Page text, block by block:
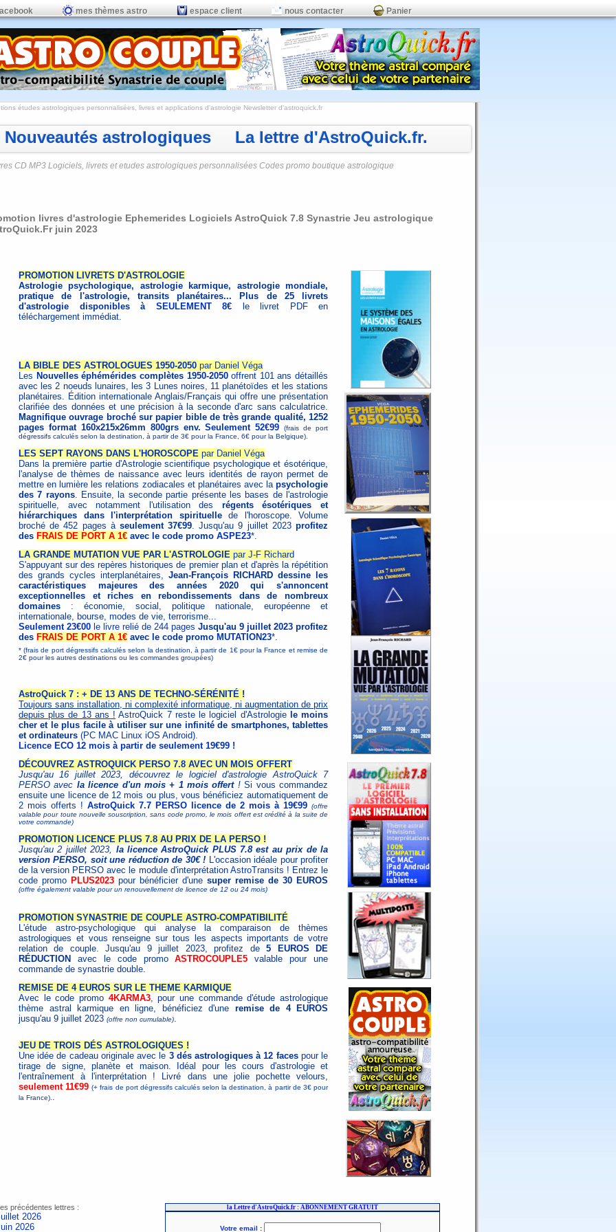
mes thèmes astro espace client nous contacter Panier
études astrologiques personnalisées, livres et applications d'astrologie Newsletter d'astroquick.fr
Nouveautés astrologiques La lettre d'AstroQuick.fr.
CD MP3 Logiciels, livrets et etudes astrologiques personnalisées Codes promo boutique astrologique
livres d'astrologie Ephemerides Logiciels AstroQuick 7.8 Synastrie Jeu astrologique
juin 2023
PROMOTION LIVRETS D'ASTROLOGIE
Astrologie psychologique, astrologie karmique, astrologie mondiale,
pratique de l'astrologie, transits planétaires... Plus de 25 livrets
d'astrologie disponibles à
SEULEMENT 8€ le livret PDF en
téléchargement immédiat.
LA BIBLE DES ASTROLOGUES 1950-2050 par Daniel Véga
Les Nouvelles éphémérides complètes 1950-2050offrent 101 ans détaillés
avec les 2 noeuds lunaires, les 3 Lunes noires, 11 planétoïdes et les stations
planétaires. Édition internationale Anglais/Français qui offre une présentation
clarifiée des données et une précision à la seconde d'arc sans calculatrice.
Magnifique ouvrage broché sur papier bible de très grande qualité, 1252
pages format 160x215x26mm 800grs env. Seulement 52€99(frais de port
dégressifs calculés selon la destination, à partir de 3€ pour la France, 6€ pour la Belgique).
LES SEPT RAYONS DANS L'HOROSCOPE par Daniel Véga
Dans la première partie d'Astrologie scientifique psychologique et ésotérique,
l'analyse de thèmes de naissance avec leurs identités de rayon permet de
mettre en lumière les relations zodiacales et planétaires avec la psychologie
des 7 rayons. Ensuite, la seconde partie présente les bases de l'astrologie
spirituelle, avec notamment l'utilisation des régents ésotériques et
hiérarchiques dans l'interprétation spirituellede l'horoscope. Volume
broché de 452 pages à seulement 37€99. Jusqu'au 9 juillet 2023profitez
des FRAIS DE PORT A 1€ avec le code promo ASPE23*.
LA GRANDE MUTATION VUE PAR L'ASTROLOGIE par J-F Richard
S'appuyant sur des repères historiques de premier plan et d'après la répétition
des grands cycles interplanétaires, Jean-François RICHARD dessine les
caractéristiques majeures des années 2020 qui s'annoncent
exceptionnelles et riches en rebondissements dans de nombreux
domaines : économie, social, politique nationale, européenne et
internationale, bourse, modes de vie, terrorisme...
Seulement 23€00 le livre relié de 244 pages Jusqu'au 9 juillet 2023 profitez
des FRAIS DE PORT A 1€ avec le code promo MUTATION23*.
* (frais de port dégressifs calculés selon la destination, à partir de 1€ pour la France et remise de
2€ pour les autres destinations ou les commandes groupées)
AstroQuick 7 : + DE 13 ANS DE TECHNO-SÉRÉNITÉ !
Toujours sans installation, ni complexité informatique, ni augmentation de prix
depuis plus de 13 ans ! AstroQuick 7 reste le logiciel d'Astrologie le moins
cher et le plus facile à utiliser sur une infinité de smartphones, tablettes
et ordinateurs (PC MAC Linux iOS Android).
Licence ECO 12 mois à partir de seulement 19€99 !
DÉCOUVREZ ASTROQUICK PERSO 7.8 AVEC UN MOIS OFFERT
Jusqu'au 16 juillet 2023, découvrez le logiciel d'astrologie AstroQuick 7
PERSO avec la licence d'un mois + 1 mois offert!Si vous commandez
ensuite une licence de 12 mois ou plus, vous bénéficiez automatiquement de
2 mois offerts ! AstroQuick 7.7 PERSO licence de 2 mois à 19€99 (offre
valable pour toute nouvelle souscription, sans code promo, le mois offert est crédité à la suite de
votre commande)
PROMOTION LICENCE PLUS 7.8 AU PRIX DE LA PERSO !
Jusqu'au 2 juillet 2023, la licence AstroQuick PLUS 7.8 est au prix de la
version PERSO, soit une réduction de 30€ ! L'occasion idéale pour profiter
de la version PERSO avec le module d'interprétation AstroTransits ! Entrez le
code promo PLUS2023 pour bénéficier d'une super remise de 30 EUROS
(offre également valable pour un renouvellement de licence de 12 ou 24 mois)
PROMOTION SYNASTRIE DE COUPLE ASTRO-COMPATIBILITÉ
L'étude astro-psychologique qui analyse la comparaison de thèmes
astrologiques et vous renseigne sur tous les aspects importants de votre
relation de couple. Jusqu'au 9 juillet 2023, profitez de5 EUROS DE
RÉDUCTION
avec le code promoASTROCOUPLE5 valable pour une
commande de synastrie double.
REMISE DE 4 EUROS SUR LE THEME KARMIQUE
Avec le code promo 4KARMA3, pour une commande d'étude astrologique
thème astral karmique en ligne, bénéficiez d'une remise de 4 EUROS
jusqu'au 9 juillet 2023 (offre non cumulable).
JEU DE TROIS DÉS ASTROLOGIQUES !
Une idée de cadeau originale avec le 3 dés astrologiques à 12 facespour le
tirage de signe, planète et maison. Idéal pour les cours d'astrologie et
l'entraînement à l'interprétation ! Livré dans une jolie pochette velours,
seulement 11€99 (+ frais de port dégressifs calculés selon la destination, à partir de 3€ pour
la France). .
précédentes lettres :
2026
2026